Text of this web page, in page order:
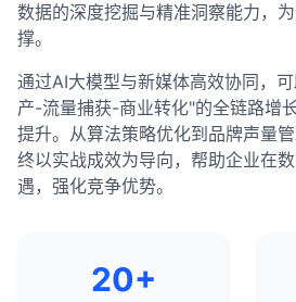
数据的深度挖掘与精准洞察能力，
撑。
通过AI大模型与新媒体高效协同，
产-流量捕获-商业转化"的全链路增
提升。从算法策略优化到品牌声量
终以实战成效为导向，帮助企业在
遇，强化竞争优势。
20+